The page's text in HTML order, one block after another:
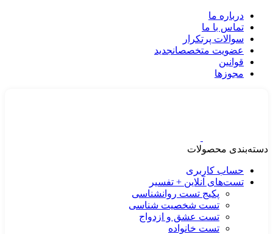
درباره ما
تماس با ما
سوالات پرتکرار
عضویت متخصصانجدید
قوانین
مجوزها
دسته‌بندی محصولات
حساب کاربری
تست‌های آنلاین + تفسیر
پکیج تست روانشناسی
تست شخصیت شناسی
تست عشق و ازدواج
تست خانواده